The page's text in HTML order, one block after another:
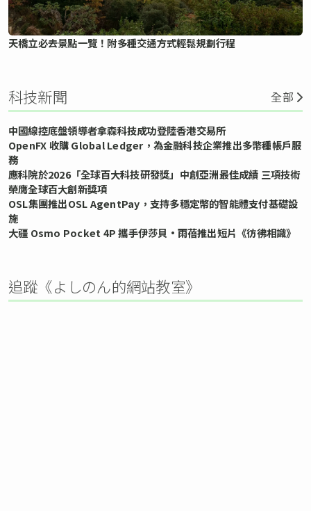
天橋立必去景點一覽！附多種交通方式輕鬆規劃行程
科技新聞 全部
中國線控底盤領導者拿森科技成功登陸香港交易所
OpenFX 收購 Global Ledger，為金融科技企業推出多幣種帳戶服
務
應科院於2026「全球百大科技研發獎」中創亞洲最佳成績 三項技術
榮膺全球百大創新獎項
OSL集團推出OSL AgentPay，支持多穩定幣的智能體支付基礎設
施
大疆 Osmo Pocket 4P 攜手伊莎貝•雨蓓推出短片《彷彿相識》
追蹤《よしのん的網站教室》